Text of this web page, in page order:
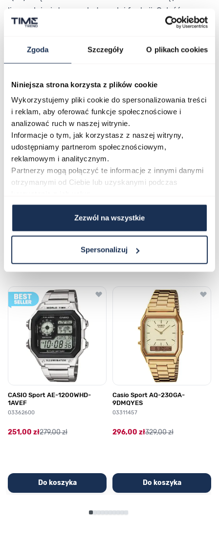
Zgoda Szczegóły O plikach cookies
Niniejsza strona korzysta z plików cookie
Wykorzystujemy pliki cookie do spersonalizowania treści
i reklam, aby oferować funkcje społecznościowe i
analizować ruch w naszej witrynie.
Informacje o tym, jak korzystasz z naszej witryny,
udostępniamy partnerom społecznościowym,
reklamowym i analitycznym.
Partnerzy mogą połączyć te informacje z innymi danymi
otrzymanymi od Ciebie lub uzyskanymi podczas
Zezwól na wszystkie
Spersonalizuj
licznych i użytecznych danych i funkcji. Całość
przykrywa wzmocnione i trwałe szkło mineralne. Klasa
pływanie.
O marce
Opinie
Zapytaj o produkt
Najczęściej kupowane
Poruszanie się po elementach karuzeli jest możliwe za pomocą
Naciśnij, aby pominąć karuzelę
Naciśnij, aby przejść do nawigacji karuzeli
CASIO Sport AE-1200WHD-
1AVEF
03362600
251,00 zł279,00 zł
Do koszyka
Casio Sport AQ-230GA-
9DMQYES
03311457
296,00 zł329,00 zł
Do koszyka